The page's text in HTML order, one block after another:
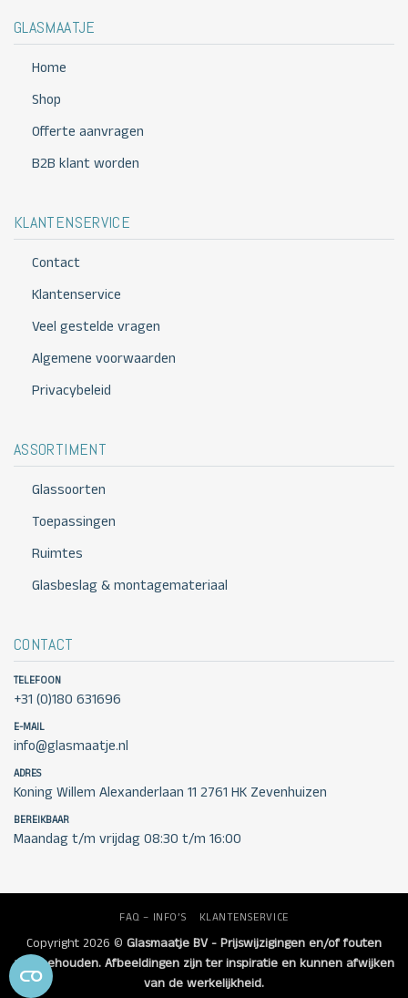
GLASMAATJE
Home
Shop
Offerte aanvragen
B2B klant worden
KLANTENSERVICE
Contact
Klantenservice
Veel gestelde vragen
Algemene voorwaarden
Privacybeleid
ASSORTIMENT
Glassoorten
Toepassingen
Ruimtes
Glasbeslag & montagemateriaal
CONTACT
TELEFOON
+31 (0)180 631696
E-MAIL
info@glasmaatje.nl
ADRES
Koning Willem Alexanderlaan 11 2761 HK Zevenhuizen
BEREIKBAAR
Maandag t/m vrijdag 08:30 t/m 16:00
FAQ – INFO’S KLANTENSERVICE
Copyright 2026 © Glasmaatje BV - Prijswijzigingen en/of fouten
voorbehouden. Afbeeldingen zijn ter inspiratie en kunnen afwijken
van de werkelijkheid.